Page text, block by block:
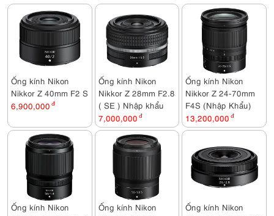
Ống kính Nikon
Nikkor Z 40mm F2 S
6,900,000 đ
Ống kính Nikon
Nikkor Z 28mm F2.8
( SE ) Nhập khẩu
7,000,000 đ
Ống kính Nikon
Nikkor Z 24-70mm
F4S (Nhập Khẩu)
13,200,000 đ
Ống kính Nikon
Ống kính Nikon
Ống kính Nikon